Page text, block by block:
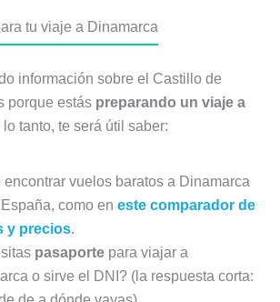
tu viaje a Dinamarca
información sobre el Castillo de
porque estás preparando un viaje a
lo tanto, te será útil saber:
encontrar vuelos baratos a Dinamarca
como en este comparador de
y precios.
pasaportepara viajar a
o sirve el DNI? (la respuesta corta: